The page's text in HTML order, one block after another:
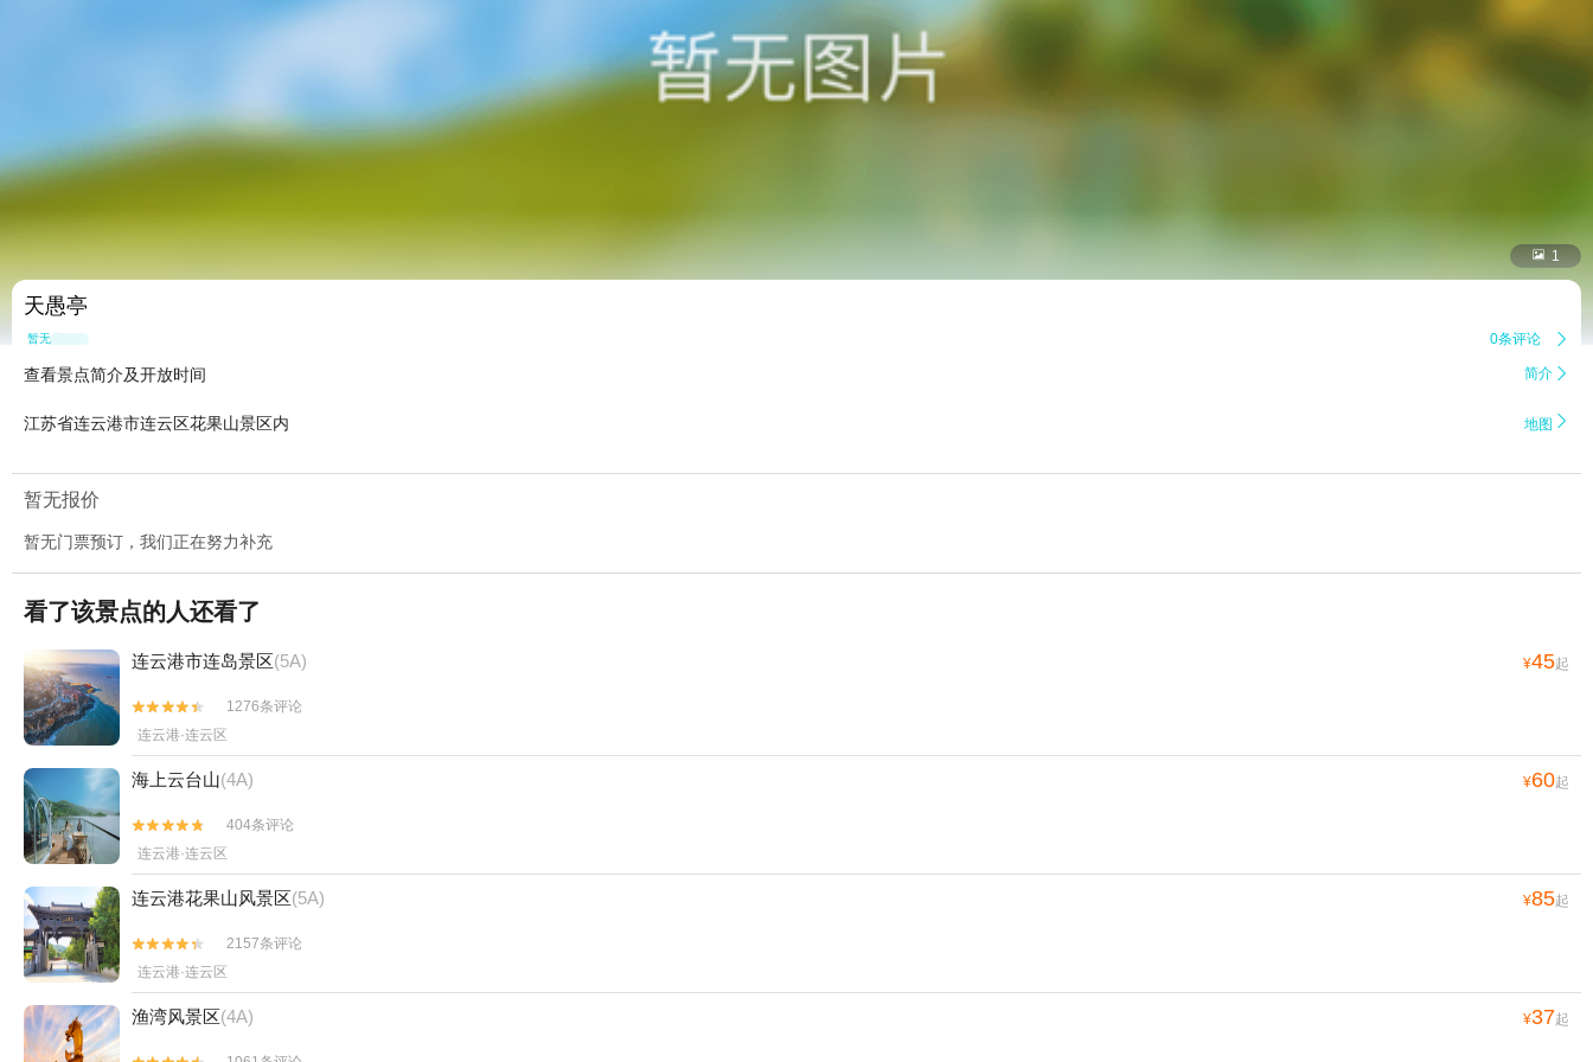
 1
天愚亭
暂无点评 0条评论 
查看景点简介及开放时间 简介 
江苏省连云港市连云区花果山景区内 地图 
暂无报价
暂无门票预订，我们正在努力补充
看了该景点的人还看了
连云港市连岛景区(5A) ¥45起


1276条评论
连云港·连云区
海上云台山(4A) ¥60起


404条评论
连云港·连云区
连云港花果山风景区(5A) ¥85起


2157条评论
连云港·连云区
渔湾风景区(4A) ¥37起